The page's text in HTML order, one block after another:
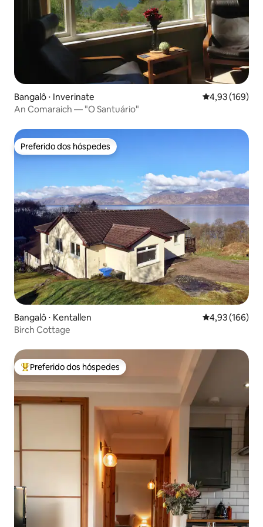
Bangalô ⋅ Inverinate 4,93 de uma
4,93 (169)
An Comaraich — "O Santuário"
Preferido dos hóspedes
Preferido dos hóspedes
Bangalô ⋅ Kentallen 4,93 de uma
4,93 (166)
Birch Cottage
Entre os melhores preferidos dos hóspedes
Preferido dos hóspedes